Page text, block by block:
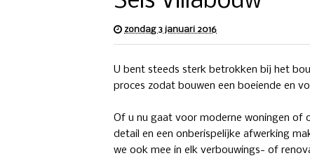
zondag 3 januari 2016
U bent steeds sterk betrokken bij het
proces zodat bouwen een boeiende en
Of u nu gaat voor moderne woningen of
detail en een onberispelijke afwerking
we ook mee in elk verbouwings- of